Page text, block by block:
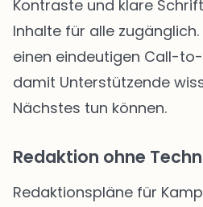
Kontraste und klare
Inhalte für alle
einen eindeutigen Call-
damit Unterstützende
Nächstes tun können.
Redaktion ohne
Redaktionspläne für